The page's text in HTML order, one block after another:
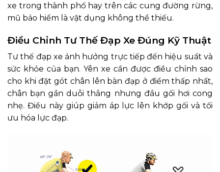
xe trong thành phố hay trên các cung đường rừng,
mũ bảo hiểm là vật dụng không thể thiếu.
Điều Chỉnh Tư Thế Đạp Xe Đúng Kỹ Thuật
Tư thế đạp xe ảnh hưởng trực tiếp đến hiệu suất và
sức khỏe của bạn. Yên xe cần được điều chỉnh sao
cho khi đặt gót chân lên bàn đạp ở điểm thấp nhất,
chân bạn gần duỗi thẳng nhưng đầu gối hơi cong
nhẹ. Điều này giúp giảm áp lực lên khớp gối và tối
ưu hóa lực đạp.